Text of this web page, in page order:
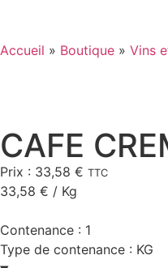
Accueil » Boutique » Vins
CAFE
Prix : 33,58 € TTC
33,58 € / Kg
Contenance : 1
Type de contenance : KG